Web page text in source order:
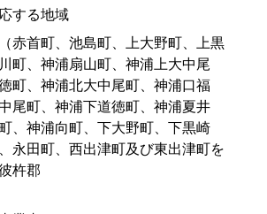
する地域
赤首町、池島町、上大野町、上黒
町、神浦扇山町、神浦上大中尾
町、神浦北大中尾町、神浦口福
尾町、神浦下道徳町、神浦夏井
、神浦向町、下大野町、下黒崎
永田町、西出津町及び東出津町を
杵郡